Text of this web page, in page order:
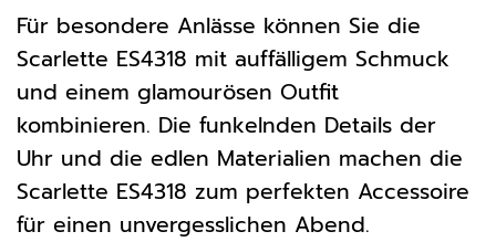
Für besondere Anlässe können Sie die
Scarlette ES4318 mit auffälligem Schmuck
und einem glamourösen Outfit
kombinieren. Die funkelnden Details der
Uhr und die edlen Materialien machen die
Scarlette ES4318 zum perfekten Accessoire
für einen unvergesslichen Abend.